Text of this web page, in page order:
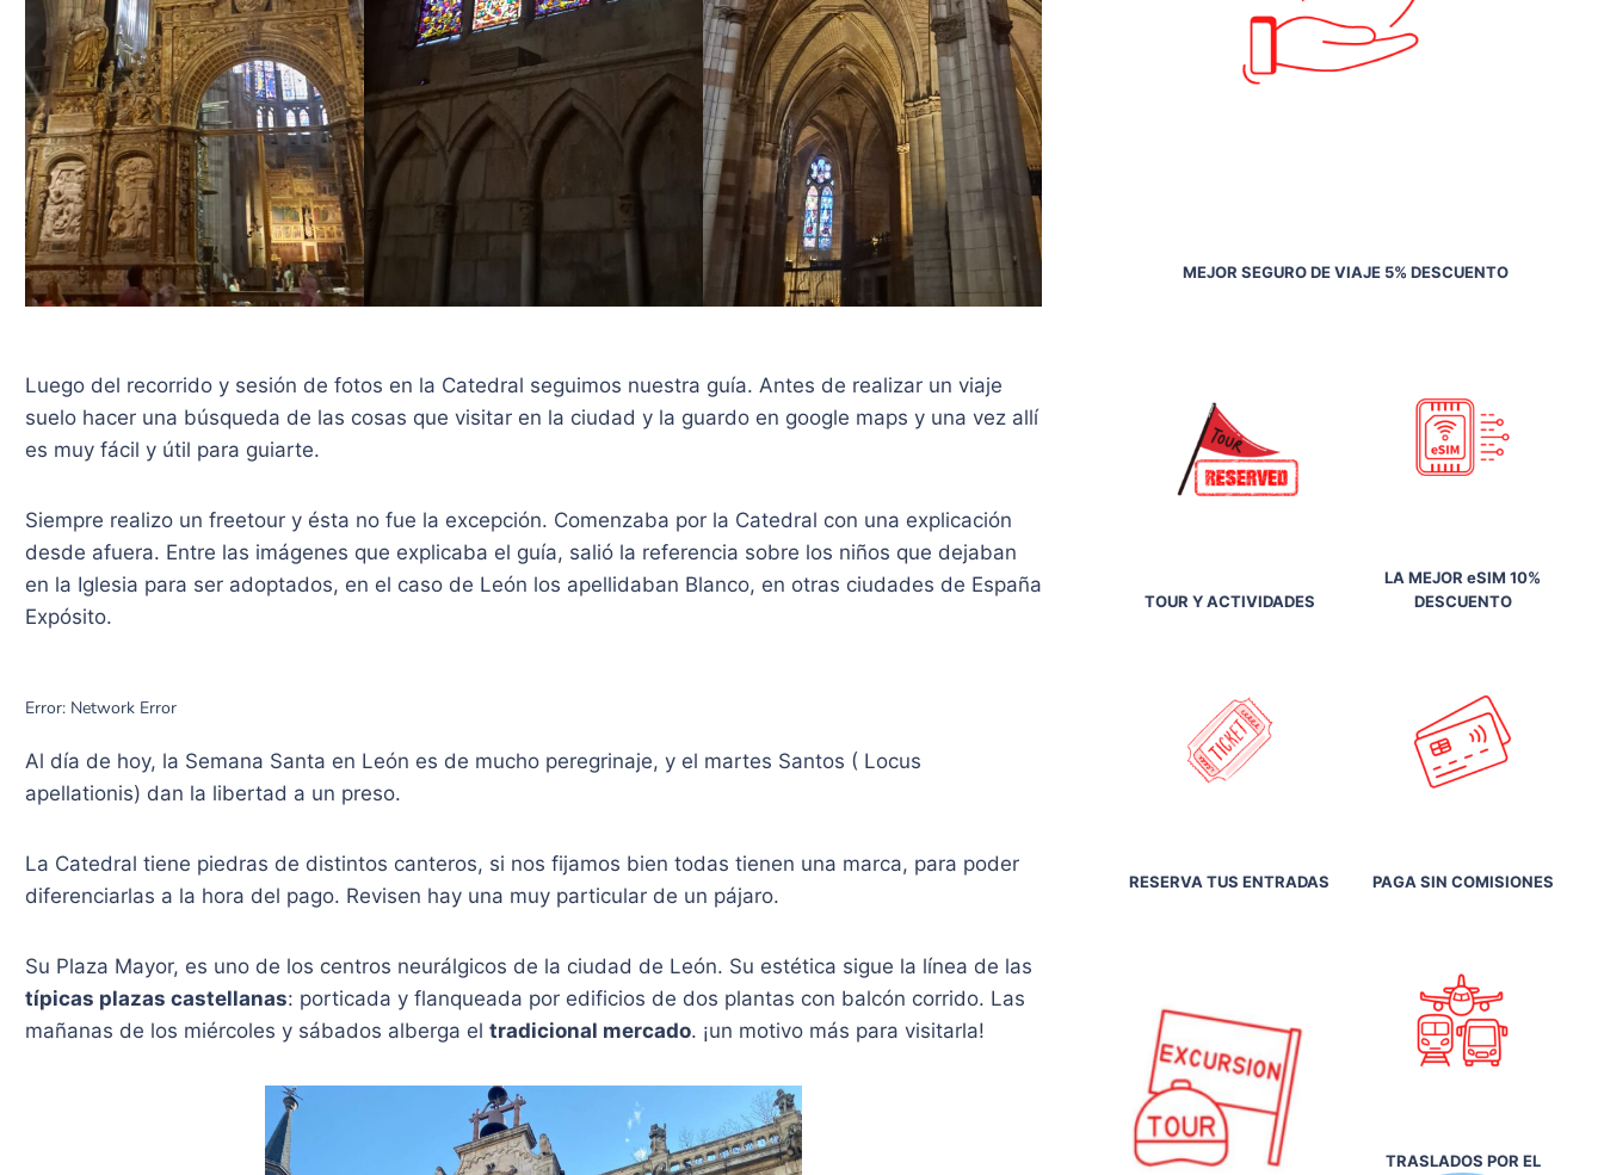
Luego del recorrido y sesión de fotos en la Catedral seguimos nuestra guía. Antes de realizar un viaje
suelo hacer una búsqueda de las cosas que visitar en la ciudad y la guardo en google maps y una vez allí
es muy fácil y útil para guiarte.
Siempre realizo un freetour y ésta no fue la excepción. Comenzaba por la Catedral con una explicación
desde afuera. Entre las imágenes que explicaba el guía, salió la referencia sobre los niños que dejaban
en la Iglesia para ser adoptados, en el caso de León los apellidaban Blanco, en otras ciudades de España
Expósito.
Al día de hoy, la Semana Santa en León es de mucho peregrinaje, y el martes Santos ( Locus
apellationis) dan la libertad a un preso.
La Catedral tiene piedras de distintos canteros, si nos fijamos bien todas tienen una marca, para poder
diferenciarlas a la hora del pago. Revisen hay una muy particular de un pájaro.
Su Plaza Mayor, es uno de los centros neurálgicos de la ciudad de León. Su estética sigue la línea de las
típicas plazas castellanas: porticada y flanqueada por edificios de dos plantas con balcón corrido. Las
mañanas de los miércoles y sábados alberga el tradicional mercado. ¡un motivo más para visitarla!
MEJOR SEGURO DE VIAJE 5% DESCUENTO
TOUR Y ACTIVIDADES
LA MEJOR eSIM 10%
DESCUENTO
RESERVA TUS ENTRADAS PAGA SIN COMISIONES
TRASLADOS POR EL